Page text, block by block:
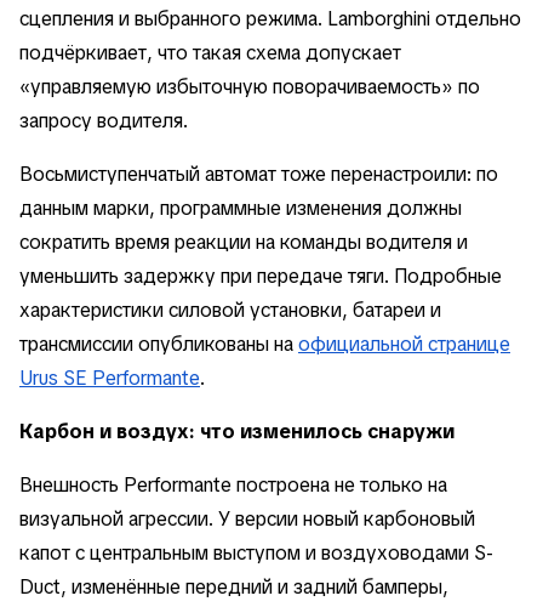
сцепления и выбранного режима. Lamborghini отдельно
подчёркивает, что такая схема допускает
«управляемую избыточную поворачиваемость» по
запросу водителя.
Восьмиступенчатый автомат тоже перенастроили: по
данным марки, программные изменения должны
сократить время реакции на команды водителя и
уменьшить задержку при передаче тяги. Подробные
характеристики силовой установки, батареи и
трансмиссии опубликованы наофициальной странице
Urus SE Performante.
Карбон и воздух: что изменилось снаружи
Внешность Performante построена не только на
визуальной агрессии. У версии новый карбоновый
капот с центральным выступом и воздуховодами S-
Duct, изменённые передний и задний бамперы,